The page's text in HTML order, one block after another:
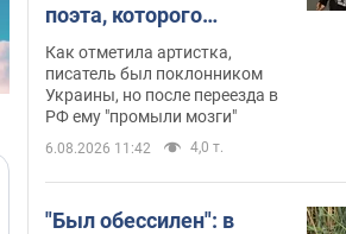
поэта, которого
"зазомбировали": он
даже русского не знал,
а теперь хочет
геноцида украинцев
Как отметила артистка,
писатель был поклонником
Украины, но после переезда в
РФ ему "промыли мозги"
6.08.2026 11:42 4,0 т.
"Был обессилен": в